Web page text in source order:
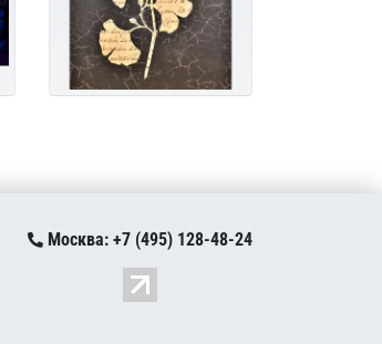
Москва: +7 (495) 128-48-24